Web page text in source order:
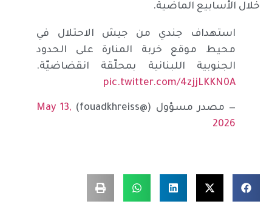
خلال الأسابيع الماضية.
استهداف جندي من جيش الاحتلال في
محيط موقع خربة المنارة على الحدود
الجنوبية اللبنانية بمحلّقة انقضاضيّة.
pic.twitter.com/4zjjLKKN0A
— مصدر مسؤول (@fouadkhreiss)
May 13,
2026